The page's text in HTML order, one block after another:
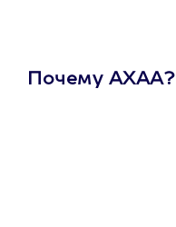
Почему АХАА?